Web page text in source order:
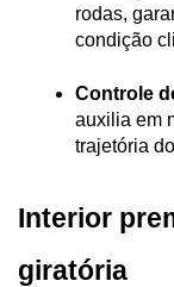
rodas,
condição
Controle
auxilia em
trajetória
Interior
giratória